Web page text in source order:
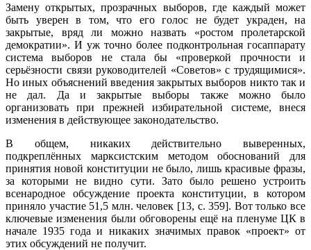
Замену открытых, прозрачных выборов, где каждый может
быть уверен в том, что его голос не будет украден, на
закрытые, вряд ли можно назвать «ростом пролетарской
демократии». И уж точно более подконтрольная госаппарату
система выборов не стала бы «проверкой прочности и
серьёзности связи руководителей «Советов» с трудящимися».
Но иных объяснений введения закрытых выборов никто так и
не дал. Да и закрытые выборы также можно было
организовать при прежней избирательной системе, внеся
изменения в действующее законодательство.
В общем, никаких действительно выверенных,
подкреплённых марксистским методом обоснований для
принятия новой конституции не было, лишь красивые фразы,
за которыми не видно сути. Зато было решено устроить
всенародное обсуждение проекта конституции, в котором
приняло участие 51,5 млн. человек [13, с. 359]. Вот только все
ключевые изменения были обговорены ещё на пленуме ЦК в
начале 1935 года и никаких значимых правок «проект» от
этих обсуждений не получит.